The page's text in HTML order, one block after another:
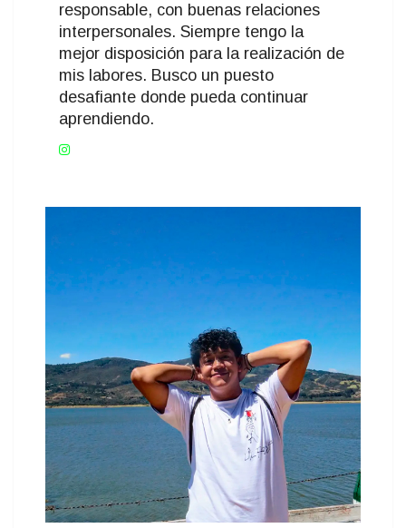
responsable, con buenas relaciones
interpersonales. Siempre tengo la
mejor disposición para la realización de
mis labores. Busco un puesto
desafiante donde pueda continuar
aprendiendo.